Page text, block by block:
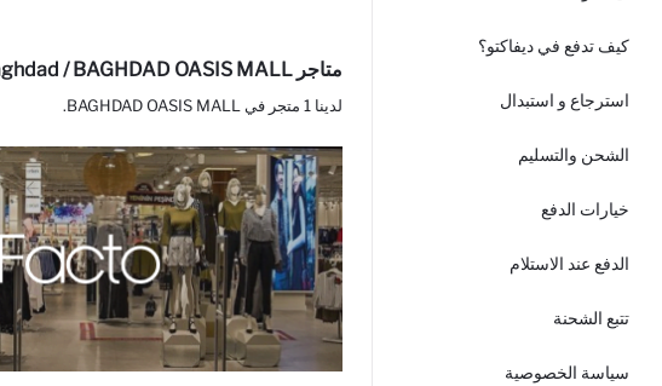
كيف تدفع في ديفاكتو؟
استرجاع و استبدال
الشحن والتسليم
خيارات الدفع
الدفع عند الاستلام
تتبع الشحنة
سياسة الخصوصية
متاجر Baghdad / BAGHDAD OASIS MALL / ديفاكتو
لدينا 1 متجر في BAGHDAD OASIS MALL.